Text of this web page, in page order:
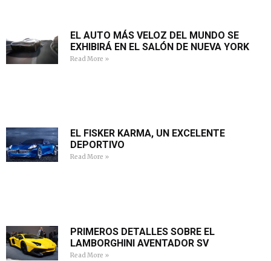
EL AUTO MÁS VELOZ DEL MUNDO SE
EXHIBIRÁ EN EL SALÓN DE NUEVA YORK
Read More »
EL FISKER KARMA, UN EXCELENTE
DEPORTIVO
Read More »
PRIMEROS DETALLES SOBRE EL
LAMBORGHINI AVENTADOR SV
Read More »